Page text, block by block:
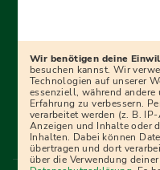
Erfolgreich
begleiten dich Schritt
Beruf oder ins Studium
Ratgebern und
Videokursen und
Menü Fußleiste
Wir benötigen deine
besuchen kannst. Wir
Technologien auf unserer
essenziell, während
Erfahrung zu verbessern.
verarbeitet werden (z. B.
Anzeigen und Inhalte oder
Inhalten. Dabei können
übertragen und dort
über die Verwendung